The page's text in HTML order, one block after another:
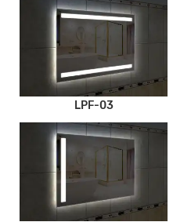
LPF-03